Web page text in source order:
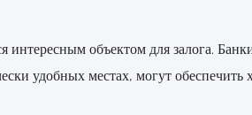
интересным объектом для залога.
удобных местах, могут обеспечить